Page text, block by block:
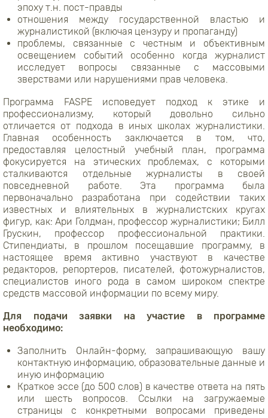
эпоху т.н. пост-правды
отношения между государственной властью и
журналистикой (включая цензуру и пропаганду)
проблемы, связанные с честным и объективным
освещением событий особенно когда журналист
исследует вопросы связанные с массовыми
зверствами или нарушениями прав человека.
Программа FASPE исповедует подход к этике и
профессионализму, который довольно сильно
отличается от подхода в иных школах журналистики.
Главная особенность заключается в том, что,
предоставляя целостный учебный план, программа
фокусируется на этических проблемах, с которыми
сталкиваются отдельные журналисты в своей
повседневной работе. Эта программа была
первоначально разработана при содействии таких
известных и влиятельных в журналистских кругах
фигур, как: Ари Голдман, профессор журналистики; Билл
Грускин, профессор профессиональной практики.
Стипендиаты, в прошлом посещавшие программу, в
настоящее время активно участвуют в качестве
редакторов, репортеров, писателей, фотожурналистов,
специалистов иного рода в самом широком спектре
средств массовой информации по всему миру.
Для подачи заявки на участие в программе
необходимо:
Заполнить Онлайн-форму, запрашивающую вашу
контактную информацию, образовательные данные и
иную информацию
Краткое эссе (до 500 слов) в качестве ответа на пять
или шесть вопросов. Ссылки на загружаемые
страницы с конкретными вопросами приведены